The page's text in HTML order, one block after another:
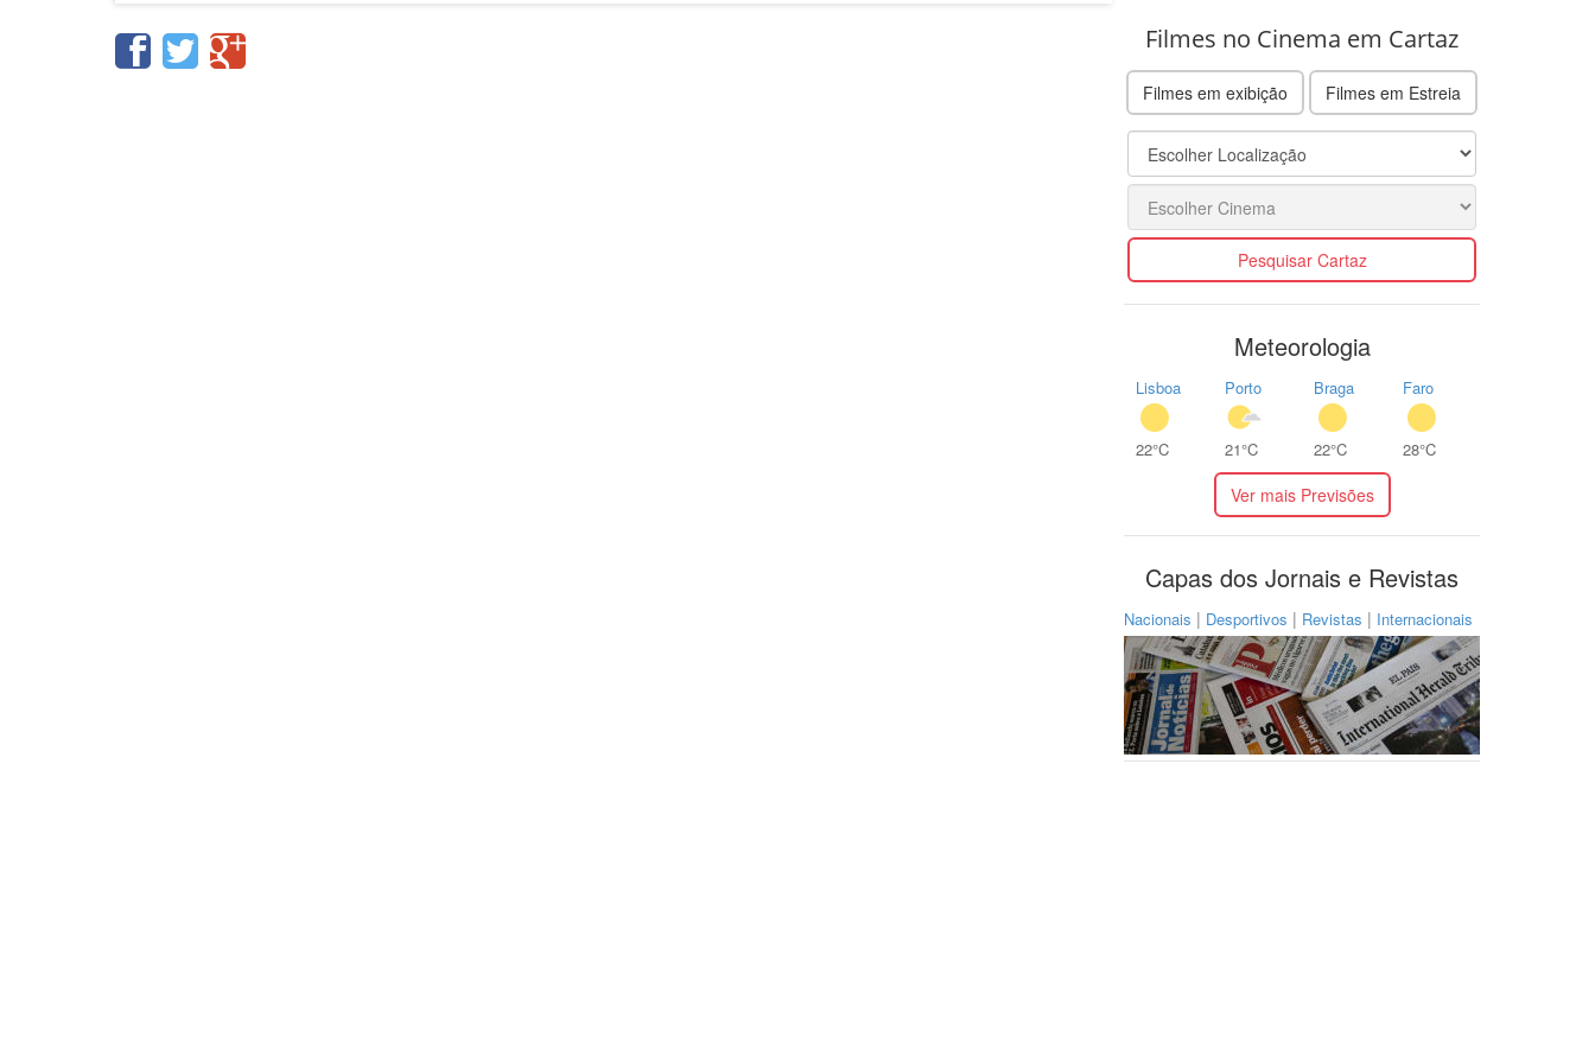
Filmes no Cinema em Cartaz
Filmes em exibição Filmes em Estreia
Pesquisar Cartaz
Meteorologia
Lisboa
22°C
Porto
21°C
Braga
22°C
Faro
28°C
Ver mais Previsões
Capas dos Jornais e Revistas
Nacionais | Desportivos | Revistas | Internacionais